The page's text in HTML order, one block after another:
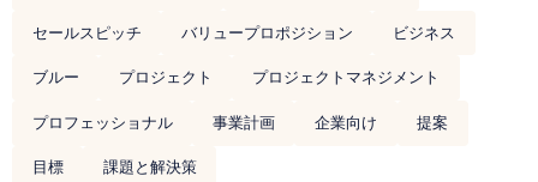
セールスピッチ
バリュープロポジション
ビジネス
ブルー
プロジェクト
プロジェクトマネジメント
プロフェッショナル
事業計画 企業向け
提案
目標
課題と解決策